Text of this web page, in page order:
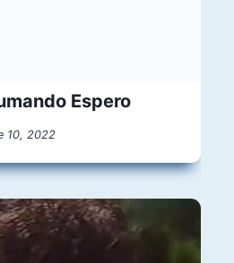
Espero
10, 2022